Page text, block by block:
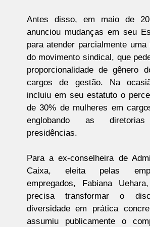
Antes disso, em maio de
anunciou mudanças em seu
para atender parcialmente uma
do movimento sindical, que
proporcionalidade de gênero
cargos de gestão. Na
incluiu em seu estatuto o
de 30% de mulheres em
englobando as
presidências.
Para a ex-conselheira de
Caixa, eleita pelas
empregados, Fabiana
precisa transformar o
diversidade em prática
assumiu publicamente o